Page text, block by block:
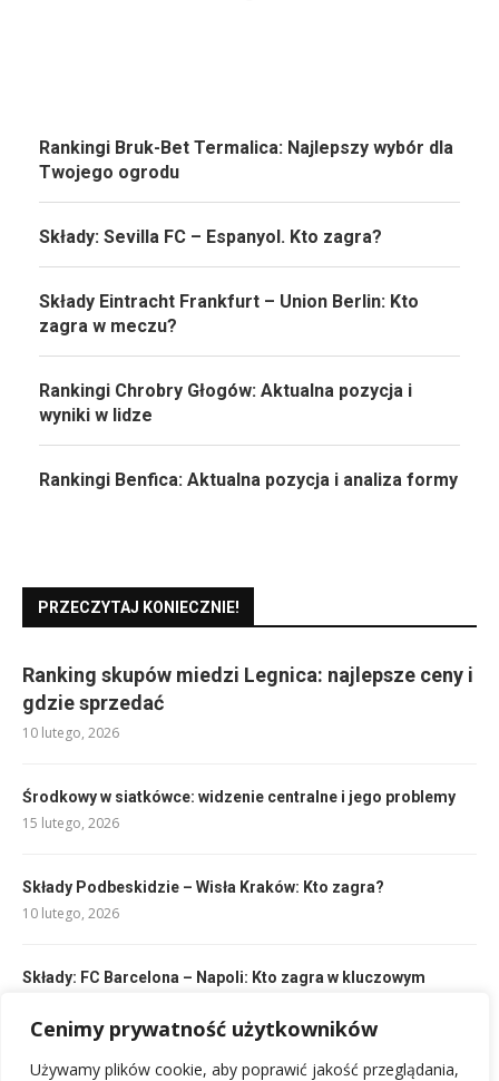
Cenimy prywatność użytkowników
Używamy plików cookie, aby poprawić jakość przeglądania,
Rankingi Bruk-Bet Termalica: Najlepszy wybór dla
Twojego ogrodu
Składy: Sevilla FC – Espanyol. Kto zagra?
Składy Eintracht Frankfurt – Union Berlin: Kto
zagra w meczu?
Rankingi Chrobry Głogów: Aktualna pozycja i
wyniki w lidze
Rankingi Benfica: Aktualna pozycja i analiza formy
PRZECZYTAJ KONIECZNIE!
Ranking skupów miedzi Legnica: najlepsze ceny i
gdzie sprzedać
10 lutego, 2026
Środkowy w siatkówce: widzenie centralne i jego problemy
15 lutego, 2026
Składy Podbeskidzie – Wisła Kraków: Kto zagra?
10 lutego, 2026
Składy: FC Barcelona – Napoli: Kto zagra w kluczowym
11 lutego, 2026